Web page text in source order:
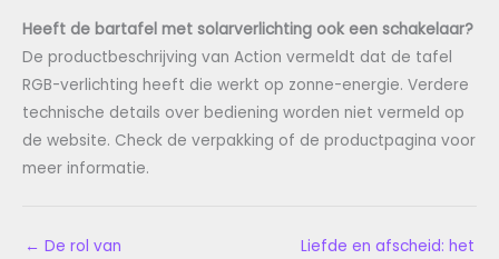
Heeft de bartafel met solarverlichting ook een schakelaar?
De productbeschrijving van Action vermeldt dat de tafel
RGB-verlichting heeft die werkt op zonne-energie. Verdere
technische details over bediening worden niet vermeld op
de website. Check de verpakking of de productpagina voor
meer informatie.
← De rol van
Liefde en afscheid: het